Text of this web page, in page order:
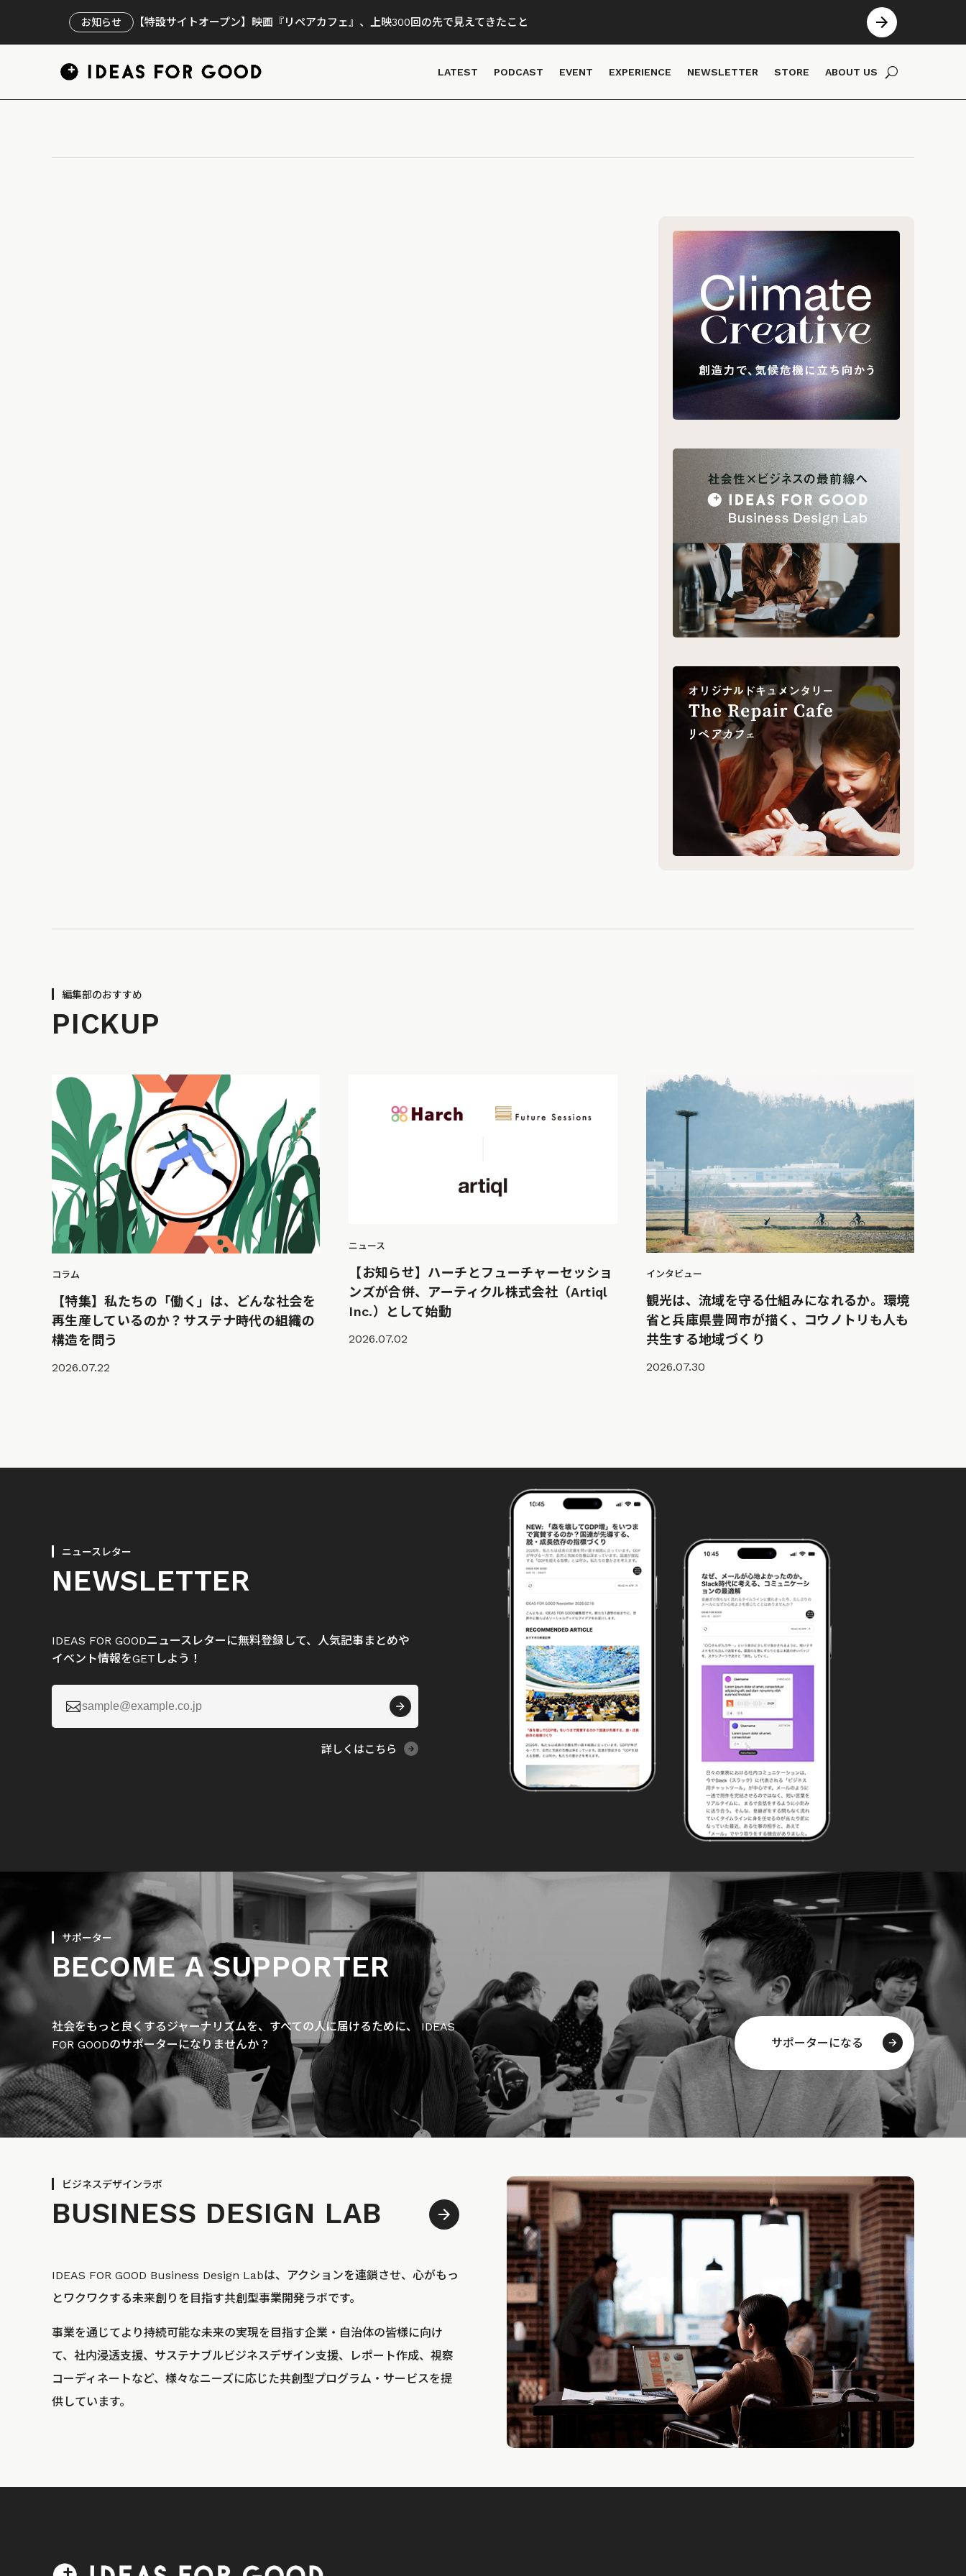
お知らせ 【特設サイトオープン】映画『リペアカフェ』、上映300回の先で見えてきたこと
LATEST PODCAST EVENT EXPERIENCE NEWSLETTER STORE ABOUT US
編集部のおすすめ
PICKUP
コラム
【特集】私たちの「働く」は、どんな社会を
再生産しているのか？サステナ時代の組織の
構造を問う
2026.07.22
ニュース
【お知らせ】ハーチとフューチャーセッショ
ンズが合併、アーティクル株式会社（Artiql
Inc.）として始動
2026.07.02
インタビュー
観光は、流域を守る仕組みになれるか。環境
省と兵庫県豊岡市が描く、コウノトリも人も
共生する地域づくり
2026.07.30
ニュースレター
NEWSLETTER
IDEAS FOR GOODニュースレターに無料登録して、人気記事まとめや
イベント情報をGETしよう！

詳しくはこちら
サポーター
BECOME A SUPPORTER
社会をもっと良くするジャーナリズムを、すべての人に届けるために、 IDEAS
FOR GOODのサポーターになりませんか？
サポーターになる
ビジネスデザインラボ
BUSINESS DESIGN LAB
IDEAS FOR GOOD Business Design Labは、アクションを連鎖させ、心がもっ
とワクワクする未来創りを目指す共創型事業開発ラボです。
事業を通じてより持続可能な未来の実現を目指す企業・自治体の皆様に向け
て、社内浸透支援、サステナブルビジネスデザイン支援、レポート作成、視察
コーディネートなど、様々なニーズに応じた共創型プログラム・サービスを提
供しています。